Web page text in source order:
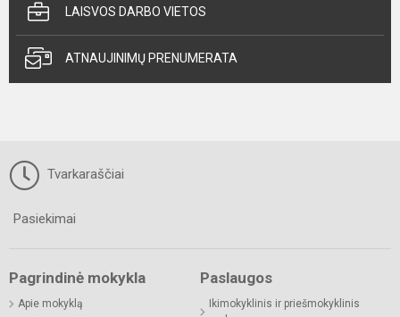
LAISVOS DARBO VIETOS
ATNAUJINIMŲ PRENUMERATA
Tvarkaraščiai
Pasiekimai
Pagrindinė mokykla
Apie mokyklą
Paslaugos
Ikimokyklinis ir priešmokyklinis